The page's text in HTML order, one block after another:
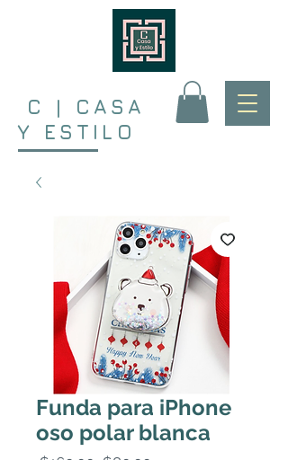
C | CASA
Y ESTILO
Funda para iPhone
oso polar blanca